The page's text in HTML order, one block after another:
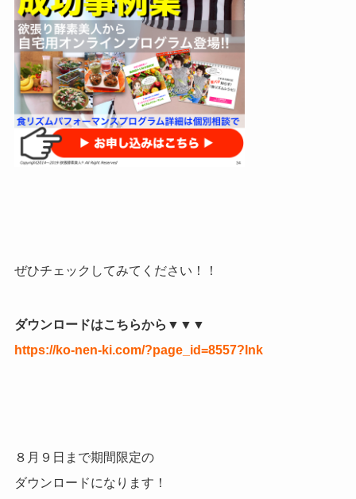
ぜひチェックしてみてください！！
ダウンロードはこちらから▼▼▼
https://ko-nen-ki.com/?page_id=8557?lnk
８月９日まで期間限定の
ダウンロードになります！